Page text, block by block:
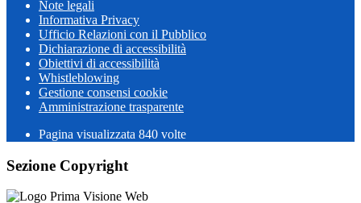
Note legali
Informativa Privacy
Ufficio Relazioni con il Pubblico
Dichiarazione di accessibilità
Obiettivi di accessibilità
Whistleblowing
Gestione consensi cookie
Amministrazione trasparente
Pagina visualizzata 840 volte
Sezione Copyright